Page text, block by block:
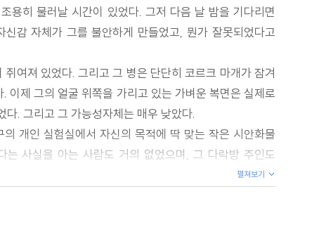
용히 물러날 시간이 있었다. 그저 다음 날 밤을 기다리면
감 자체가 그를 불안하게 만들었고, 뭔가 잘못되었다고
여져 있었다. 그리고 그 병은 단단히 코르크 마개가 잠겨
이제 그의 얼굴 위쪽을 가리고 있는 가벼운 복면은 실제로
. 그리고 그 가능성자체는 매우 낮았다.
개인 실험실에서 자신의 목적에 딱 맞는 작은 시안화물
사실을 아는 사람도 거의 없었으며, 그 다락방 주인도
펼쳐보기